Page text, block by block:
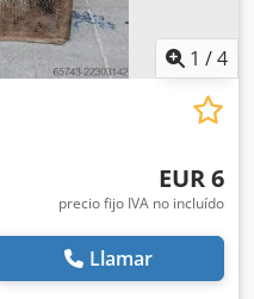
1 /4
EUR 6
precio fijo IVA no incluído
Llamar